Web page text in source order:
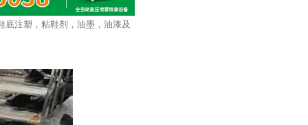
底注塑，粘鞋剂，油墨，油漆及